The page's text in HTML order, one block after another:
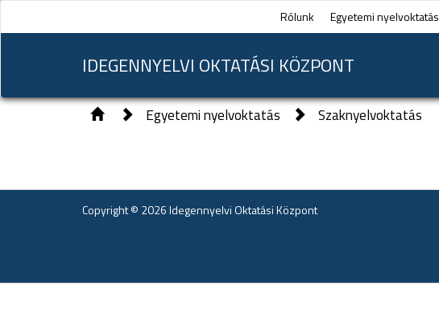
Rólunk Egyetemi nyelvoktatás
IDEGENNYELVI OKTATÁSI KÖZPONT
Egyetemi nyelvoktatás Szaknyelvoktatás
Copyright © 2026 Idegennyelvi Oktatási Központ